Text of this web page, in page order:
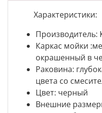
Характеристики:
Производитель:
Каркас мойки :
окрашенный в
Раковина:
цвета со
Цвет: черный
Внешние